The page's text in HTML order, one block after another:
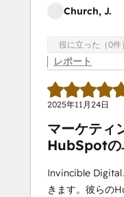
Church, J.
役に立った（0件）
レポート
2025年11月24日
マーケティ
HubSpotの
Invincible Digital
きます。彼らの